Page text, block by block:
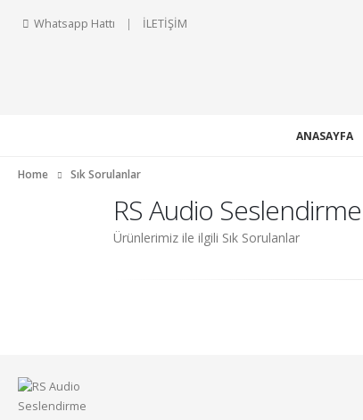
Whatsapp Hattı | İLETİŞİM
ANASAYFA
Home Sık Sorulanlar
RS Audio Seslendirme
Ürünlerimiz ile ilgili Sık Sorulanlar